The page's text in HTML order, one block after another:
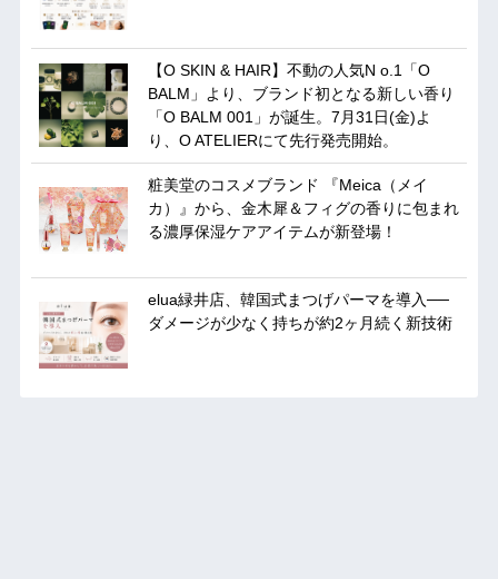
【O SKIN & HAIR】不動の人気N o.1「O
BALM」より、ブランド初となる新しい香り
「O BALM 001」が誕生。7月31日(金)よ
り、O ATELIERにて先行発売開始。
粧美堂のコスメブランド 『Meica（メイ
カ）』から、金木犀＆フィグの香りに包まれ
る濃厚保湿ケアアイテムが新登場！
elua緑井店、韓国式まつげパーマを導入──
ダメージが少なく持ちが約2ヶ月続く新技術